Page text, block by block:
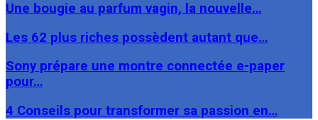
Une bougie au parfum vagin, la nouvelle…
Les 62 plus riches possèdent autant que…
Sony prépare une montre connectée e-paper
pour…
4 Conseils pour transformer sa passion en…